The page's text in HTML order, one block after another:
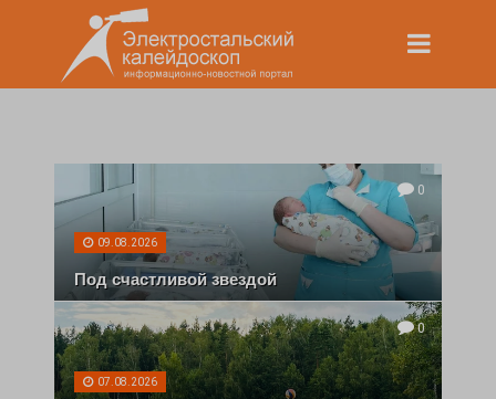
0
09.08.2026
Под счастливой звездой
0
07.08.2026